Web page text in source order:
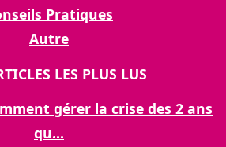
Pratiques
Autre
LES PLUS LUS
gérer la crise des 2 ans
qu...